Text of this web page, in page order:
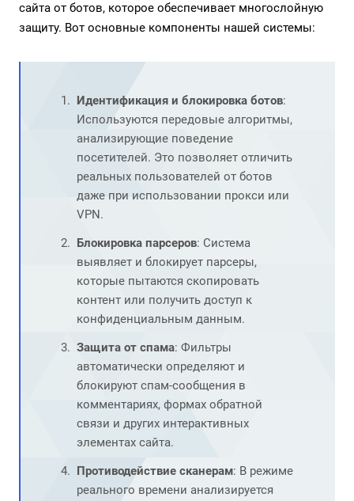
сайта от ботов, которое обеспечивает многослойную
защиту. Вот основные компоненты нашей системы:
Идентификация и блокировка ботов:
Используются передовые алгоритмы,
анализирующие поведение
посетителей. Это позволяет отличить
реальных пользователей от ботов
даже при использовании прокси или
VPN.
Блокировка парсеров: Система
выявляет и блокирует парсеры,
которые пытаются скопировать
контент или получить доступ к
конфиденциальным данным.
Защита от спама: Фильтры
автоматически определяют и
блокируют спам-сообщения в
комментариях, формах обратной
связи и других интерактивных
элементах сайта.
Противодействие сканерам: В режиме
реального времени анализируется